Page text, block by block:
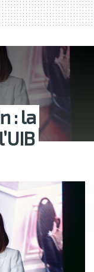
: la